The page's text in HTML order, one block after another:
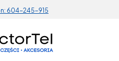
604-245-915